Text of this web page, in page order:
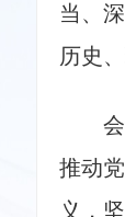
当、
历史
会议
推动
义，